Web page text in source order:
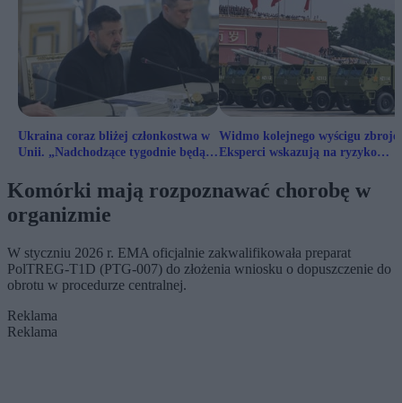
Ukraina coraz bliżej członkostwa w
Unii. „Nadchodzące tygodnie będą
Widmo kolejnego wyścigu
Eksperci wskazują na ryzyko
Komórki mają rozpoznawać chorobę w
organizmie
W styczniu 2026 r. EMA oficjalnie zakwalifikowała preparat
PolTREG-T1D (PTG-007) do złożenia wniosku o dopuszczenie do
obrotu w procedurze centralnej.
Reklama
Reklama